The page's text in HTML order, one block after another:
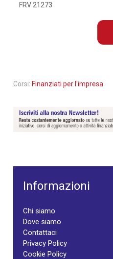
FRV 21273
Corsi: Finanziati per l'impresa
Informazioni
Chi siamo
Dove siamo
Contattaci
Privacy Policy
Cookie Policy